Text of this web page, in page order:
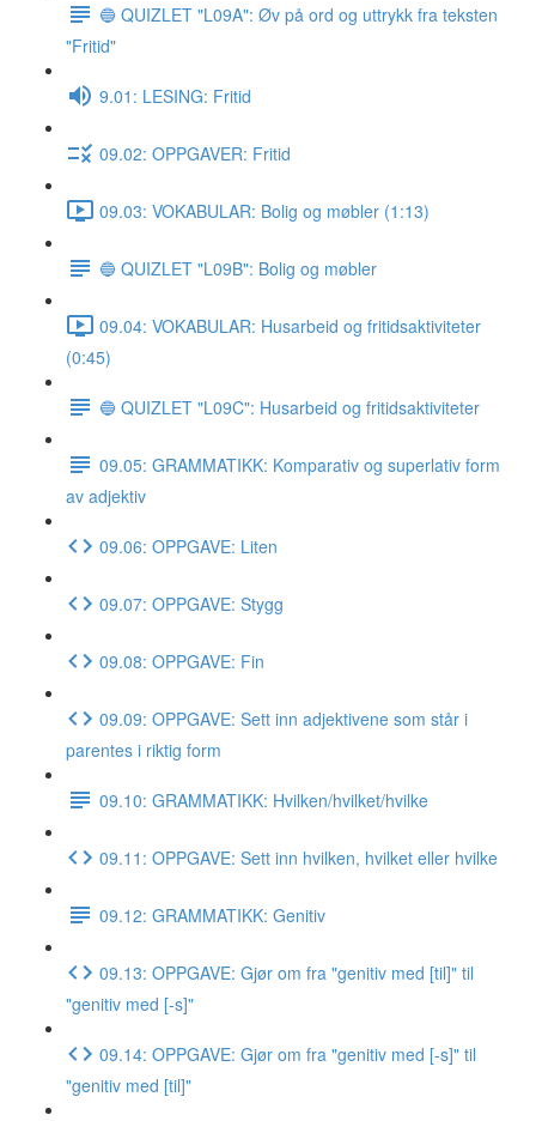
🔵 QUIZLET "L09A": Øv på ord og uttrykk fra teksten
"Fritid"
9.01: LESING: Fritid
09.02: OPPGAVER: Fritid
09.03: VOKABULAR: Bolig og møbler (1:13)
🔵 QUIZLET "L09B": Bolig og møbler
09.04: VOKABULAR: Husarbeid og fritidsaktiviteter
(0:45)
🔵 QUIZLET "L09C": Husarbeid og fritidsaktiviteter
09.05: GRAMMATIKK: Komparativ og superlativ form
av adjektiv
09.06: OPPGAVE: Liten
09.07: OPPGAVE: Stygg
09.08: OPPGAVE: Fin
09.09: OPPGAVE: Sett inn adjektivene som står i
parentes i riktig form
09.10: GRAMMATIKK: Hvilken/hvilket/hvilke
09.11: OPPGAVE: Sett inn hvilken, hvilket eller hvilke
09.12: GRAMMATIKK: Genitiv
09.13: OPPGAVE: Gjør om fra "genitiv med [til]" til
"genitiv med [-s]"
09.14: OPPGAVE: Gjør om fra "genitiv med [-s]" til
"genitiv med [til]"